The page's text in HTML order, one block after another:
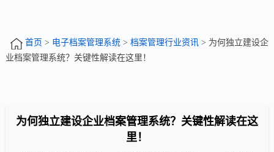
首页 > 电子档案管理系统> 档案管理行业资讯> 为何独立建设企
业档案管理系统？关键性解读在这里！
为何独立建设企业档案管理系统？关键性解读在这
里！